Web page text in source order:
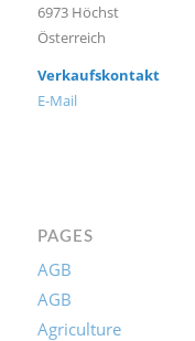
6973 Höchst
Österreich
Verkaufskontakt
E-Mail
PAGES
AGB
AGB
Agriculture